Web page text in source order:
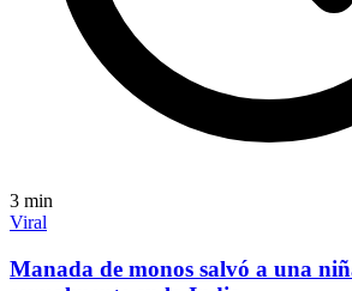
3 min
Viral
Manada de monos salvó a una